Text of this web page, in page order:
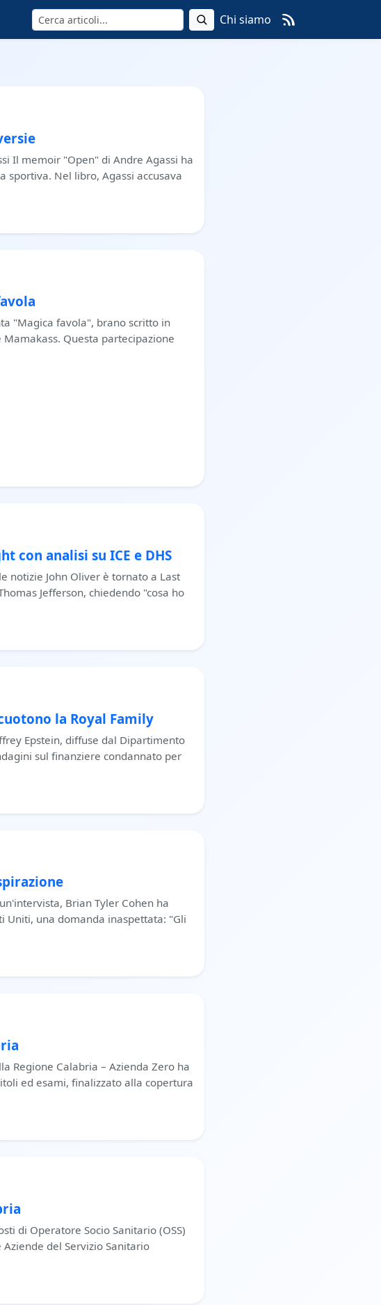
Cerca Chi siamo
Il memoir "Open" di Andre Agassi ha
Nel libro, Agassi accusava
"Magica favola", brano scritto in
Questa partecipazione
con analisi su ICE e DHS
notizie John Oliver è tornato a Last
Jefferson, chiedendo "cosa ho
la Royal Family
Epstein, diffuse dal Dipartimento
sul finanziere condannato per
Brian Tyler Cohen ha
Uniti, una domanda inaspettata: "Gli
Regione Calabria – Azienda Zero ha
ed esami, finalizzato alla copertura
di Operatore Socio Sanitario (OSS)
del Servizio Sanitario